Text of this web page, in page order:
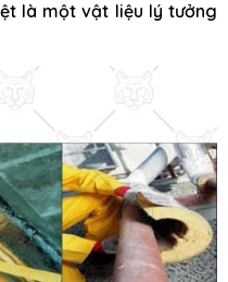
là một vật liệu lý tưởng